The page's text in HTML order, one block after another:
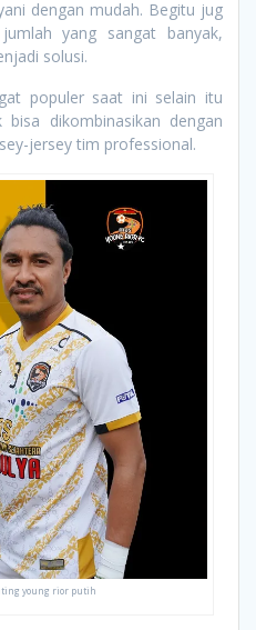
dengan mudah. Begitu jug
yang sangat banyak,
solusi.
populer saat ini selain itu
dikombinasikan dengan
jersey tim professional.
young rior putih